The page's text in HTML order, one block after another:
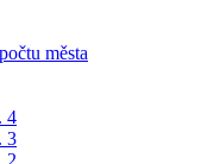
města
4
3
2